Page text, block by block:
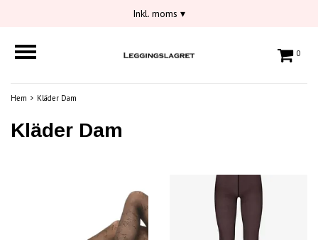
Inkl. moms ▾
0
Hem Kläder Dam
Kläder Dam